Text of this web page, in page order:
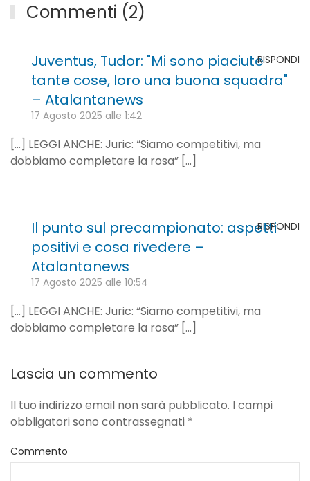
Commenti (2)
Juventus, Tudor: "Mi sono piaciute
tante cose, loro una buona squadra"
– Atalantanews
17 Agosto 2025 alle 1:42
RISPONDI
[…] LEGGI ANCHE: Juric: “Siamo competitivi, ma
dobbiamo completare la rosa” […]
Il punto sul precampionato: aspetti
positivi e cosa rivedere –
Atalantanews
17 Agosto 2025 alle 10:54
RISPONDI
[…] LEGGI ANCHE: Juric: “Siamo competitivi, ma
dobbiamo completare la rosa” […]
Lascia un commento
Il tuo indirizzo email non sarà pubblicato. I campi
obbligatori sono contrassegnati *
Commento